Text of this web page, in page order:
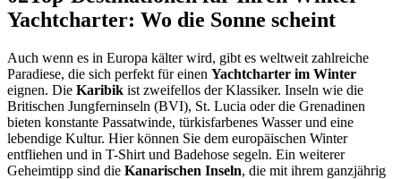
Yachtcharter: Wo die Sonne scheint
Auch wenn es in Europa kälter wird, gibt es weltweit zahlreiche
Paradiese, die sich perfekt für einen Yachtcharter im Winter
eignen. Die Karibik ist zweifellos der Klassiker. Inseln wie die
Britischen Jungferninseln (BVI), St. Lucia oder die Grenadinen
bieten konstante Passatwinde, türkisfarbenes Wasser und eine
lebendige Kultur. Hier können Sie dem europäischen Winter
entfliehen und in T-Shirt und Badehose segeln. Ein weiterer
Geheimtipp sind die Kanarischen Inseln, die mit ihrem ganzjährig